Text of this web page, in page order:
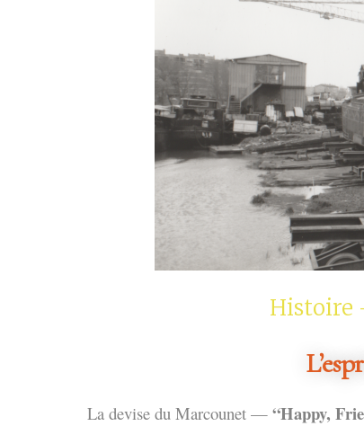
Histoire
La devise du Marcounet — “Happy,